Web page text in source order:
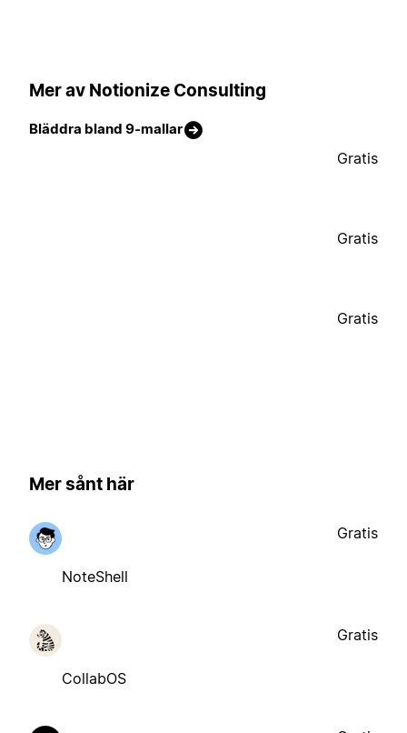
Mer av Notionize Consulting
Bläddra bland 9-mallar
Gratis
Gratis
Gratis
Mer sånt här
NoteShell
Gratis
CollabOS
Gratis